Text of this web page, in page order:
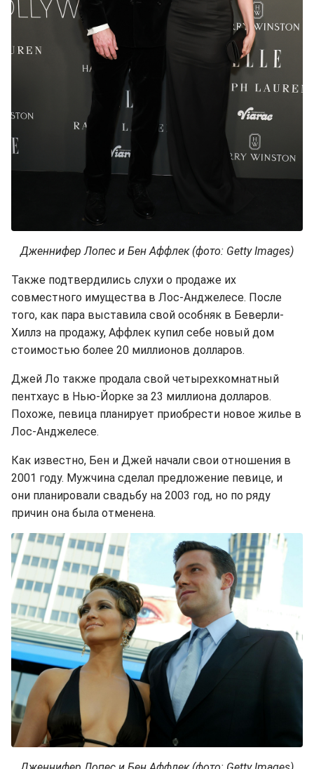
Дженнифер Лопес и Бен Аффлек (фото: Getty Images)
Также подтвердились слухи о продаже их
совместного имущества в Лос-Анджелесе. После
того, как пара выставила свой особняк в Беверли-
Хиллз на продажу, Аффлек купил себе новый дом
стоимостью более 20 миллионов долларов.
Джей Ло также продала свой четырехкомнатный
пентхаус в Нью-Йорке за 23 миллиона долларов.
Похоже, певица планирует приобрести новое жилье в
Лос-Анджелесе.
Как известно, Бен и Джей начали свои отношения в
2001 году. Мужчина сделал предложение певице, и
они планировали свадьбу на 2003 год, но по ряду
причин она была отменена.